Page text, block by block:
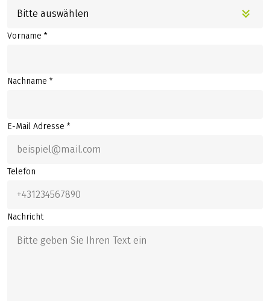
Bitte auswählen
Vorname *
Nachname *
E-Mail Adresse *
Telefon
Nachricht